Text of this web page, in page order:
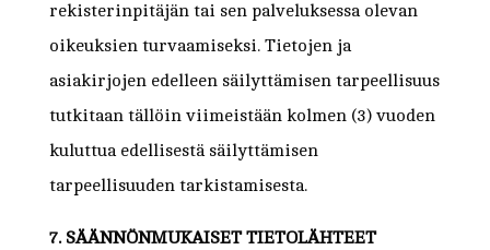
rekisterinpitäjän tai sen palveluksessa olevan
oikeuksien turvaamiseksi. Tietojen ja
asiakirjojen edelleen säilyttämisen tarpeellisuus
tutkitaan tällöin viimeistään kolmen (3) vuoden
kuluttua edellisestä säilyttämisen
tarpeellisuuden tarkistamisesta.
7. SÄÄNNÖNMUKAISET TIETOLÄHTEET